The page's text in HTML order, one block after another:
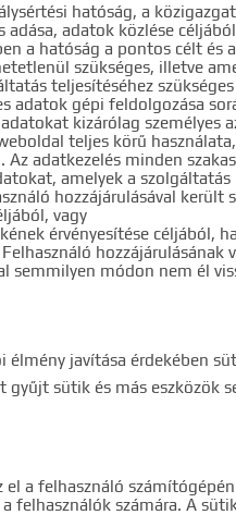
hatóság, a
adatok közlése
a hatóság a pontos célt
szükséges, illetve
teljesítéséhez
adatok gépi feldolgozása
kizárólag személyes
teljes körű
adatkezelés minden
amelyek a
hozzájárulásával
vagy
érvényesítése céljából,
hozzájárulásának
semmilyen módon nem él
javítása érdekében
sütik és más
a felhasználó
felhasználók számára. A